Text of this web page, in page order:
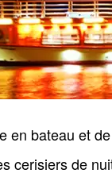
bateau et
cerisiers de